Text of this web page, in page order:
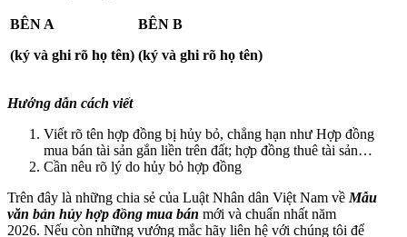
BÊN A
(ký và ghi rõ họ tên)
BÊN B
(ký và ghi rõ họ tên)
Hướng dẫn cách viết
Viết rõ tên hợp đồng bị hủy bỏ, chẳng hạn như Hợp đồng
mua bán tài sản gắn liền trên đất; hợp đồng thuê tài sản…
Cần nêu rõ lý do hủy bỏ hợp đồng
Trên đây là những chia sẻ của Luật Nhân dân Việt Nam về Mẫu
văn bản hủy hợp đồng mua bán mới và chuẩn nhất năm
2026. Nếu còn những vướng mắc hãy liên hệ với chúng tôi để